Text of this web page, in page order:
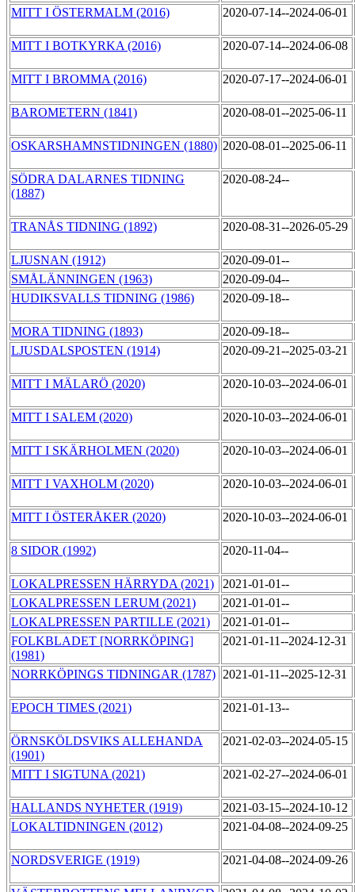
MITT I ÖSTERMALM (2016) 2020-07-14--2024-06-01
MITT I BOTKYRKA (2016) 2020-07-14--2024-06-08
MITT I BROMMA (2016) 2020-07-17--2024-06-01
BAROMETERN (1841) 2020-08-01--2025-06-11
OSKARSHAMNSTIDNINGEN (1880) 2020-08-01--2025-06-11
SÖDRA DALARNES TIDNING
(1887)
2020-08-24--
TRANÅS TIDNING (1892) 2020-08-31--2026-05-29
LJUSNAN (1912)
2020-09-01--
SMÅLÄNNINGEN (1963)
2020-09-04--
HUDIKSVALLS TIDNING (1986)
2020-09-18--
MORA TIDNING (1893)
2020-09-18--
LJUSDALSPOSTEN (1914)
2020-09-21--2025-03-21
MITT I MÄLARÖ (2020) 2020-10-03--2024-06-01
MITT I SALEM (2020) 2020-10-03--2024-06-01
MITT I SKÄRHOLMEN (2020) 2020-10-03--2024-06-01
MITT I VAXHOLM (2020) 2020-10-03--2024-06-01
MITT I ÖSTERÅKER (2020) 2020-10-03--2024-06-01
8 SIDOR (1992) 2020-11-04--
LOKALPRESSEN HÄRRYDA (2021)
2021-01-01--
LOKALPRESSEN LERUM (2021)
2021-01-01--
LOKALPRESSEN PARTILLE (2021)
2021-01-01--
FOLKBLADET [NORRKÖPING]
(1981)
2021-01-11--2024-12-31
NORRKÖPINGS TIDNINGAR (1787) 2021-01-11--2025-12-31
EPOCH TIMES (2021) 2021-01-13--
ÖRNSKÖLDSVIKS ALLEHANDA
(1901)
2021-02-03--2024-05-15
MITT I SIGTUNA (2021) 2021-02-27--2024-06-01
HALLANDS NYHETER (1919)
2021-03-15--2024-10-12
LOKALTIDNINGEN (2012)
2021-04-08--2024-09-25
NORDSVERIGE (1919) 2021-04-08--2024-09-26